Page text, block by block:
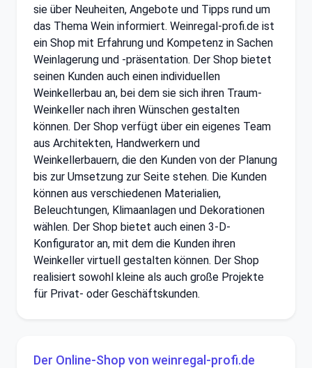
sie über Neuheiten, Angebote und Tipps rund um
das Thema Wein informiert. Weinregal-profi.de ist
ein Shop mit Erfahrung und Kompetenz in Sachen
Weinlagerung und -präsentation. Der Shop bietet
seinen Kunden auch einen individuellen
Weinkellerbau an, bei dem sie sich ihren Traum-
Weinkeller nach ihren Wünschen gestalten
können. Der Shop verfügt über ein eigenes Team
aus Architekten, Handwerkern und
Weinkellerbauern, die den Kunden von der Planung
bis zur Umsetzung zur Seite stehen. Die Kunden
können aus verschiedenen Materialien,
Beleuchtungen, Klimaanlagen und Dekorationen
wählen. Der Shop bietet auch einen 3-D-
Konfigurator an, mit dem die Kunden ihren
Weinkeller virtuell gestalten können. Der Shop
realisiert sowohl kleine als auch große Projekte
für Privat- oder Geschäftskunden.
Der Online-Shop von weinregal-profi.de